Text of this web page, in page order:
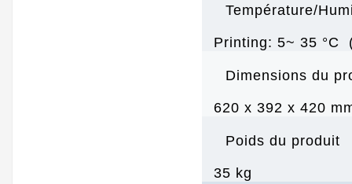
Température/
Printing: 5~ 35 °C
Dimensions du
620‎ x 392 x 420
Poids du produit
35 kg